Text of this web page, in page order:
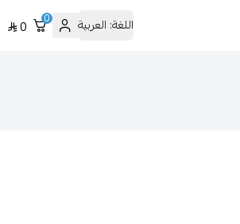
اللغة: العربية 0
0